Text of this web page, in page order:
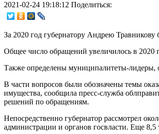
2021-02-24 19:18:12 Поделиться:
За 2020 год губернатору Андрею
Общее число обращений увеличилось в
Также определены муниципалитеты-лидеры,
В части вопросов были обозначены темы
имущества, сообщила пресс-служба
решений по обращениям.
Непосредственно губернатор рассмотрел
администрации и органов госвласти. Еще